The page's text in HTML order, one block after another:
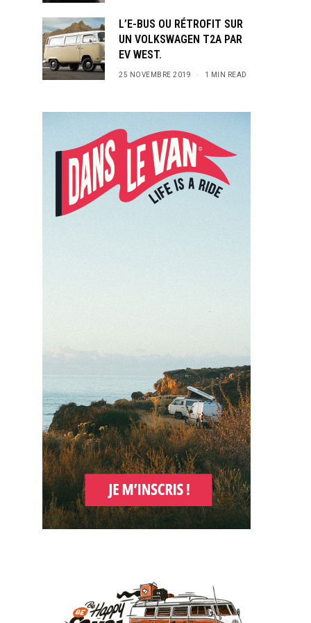
L’E-BUS OU RÉTROFIT SUR
UN VOLKSWAGEN T2A PAR
EV WEST.
25 NOVEMBRE 2019 1 MIN READ